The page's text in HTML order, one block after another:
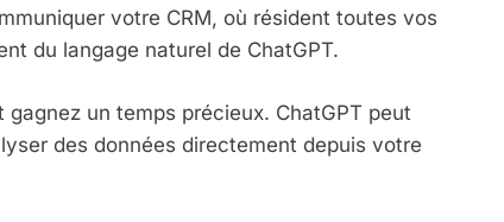
votre CRM, où résident toutes vos
du langage naturel de ChatGPT.
un temps précieux. ChatGPT peut
des données directement depuis votre